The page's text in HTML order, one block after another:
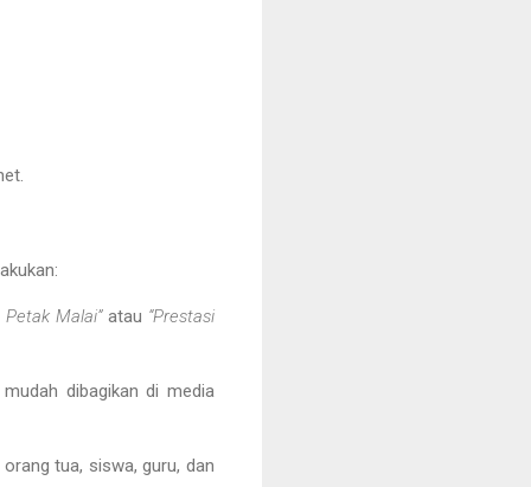
Malai”atau “Prestasi
dibagikan di media
tua, siswa, guru, dan